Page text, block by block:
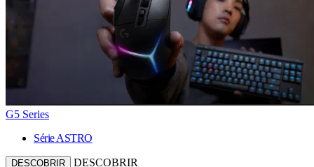
G5 Series
Série ASTRO
DESCOBRIR DESCOBRIR